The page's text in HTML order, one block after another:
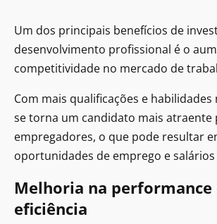
Um dos principais benefícios de
desenvolvimento profissional é o
competitividade no mercado de
Com mais qualificações e habilidades
se torna um candidato mais atraente
empregadores, o que pode resultar
oportunidades de emprego e salários
Melhoria na performance
eficiência